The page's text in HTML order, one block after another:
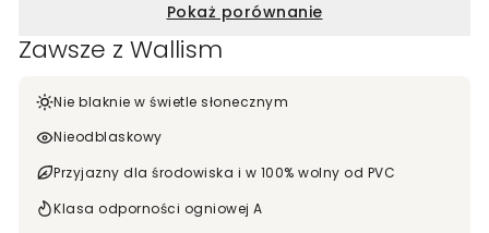
Pokaż porównanie
Zawsze z Wallism
Nie blaknie w świetle słonecznym
Nieodblaskowy
Przyjazny dla środowiska i w 100% wolny od PVC
Klasa odporności ogniowej A